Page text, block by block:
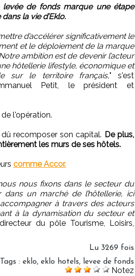
levée de fonds marque une étape
la vie d’Eklo.
d’accélérer significativement le
et le déploiement de la marque
ambition est de devenir l’acteur
hôtellerie lifestyle, économique et
sur le territoire français," s'est
Petit, le président et
l'opération.
recomposer son capital. De plus,
les murs de ses hôtels.
comme Accor.
nous fixons dans le secteur du
un marché de l’hôtellerie, ici
à travers des acteurs
à la dynamisation du secteur et
du pôle Tourisme, Loisirs,
Lu 3269 fois
Tags : eklo, eklo hotels, levee de fonds
Notez